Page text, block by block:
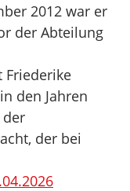
2012 war er
der Abteilung
Friederike
den Jahren
der
der bei